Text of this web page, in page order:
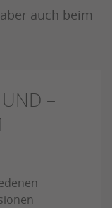
auch beim
UND –